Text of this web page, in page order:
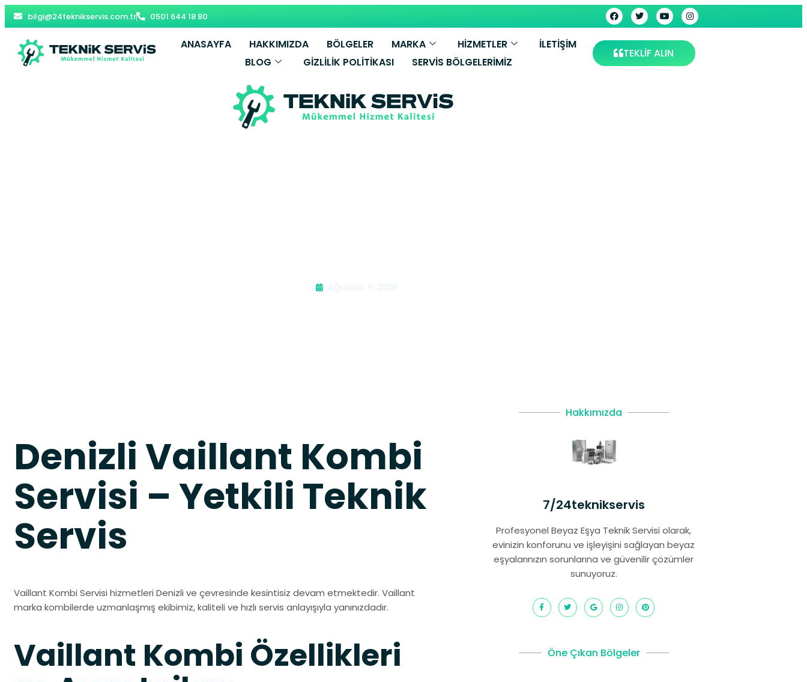
bilgi@24teknikservis.com.tr 0501 644 18 80
ANASAYFA HAKKIMIZDA BÖLGELER MARKA HİZMETLER
İLETIŞIM
BLOG
GIZLILIK POLITIKASI SERVIS BÖLGELERIMIZ
TEKLİF ALIN
Ağustos 6, 2026
Denizli Vaillant Kombi
Servisi – Yetkili Teknik
Servis
Vaillant Kombi Servisi hizmetleri Denizli ve çevresinde kesintisiz devam etmektedir. Vaillant
marka kombilerde uzmanlaşmış ekibimiz, kaliteli ve hızlı servis anlayışıyla yanınızdadır.
Vaillant Kombi Özellikleri
Hakkımızda
7/24teknikservis
Profesyonel Beyaz Eşya Teknik Servisi olarak,
evinizin konforunu ve işleyişini sağlayan beyaz
eşyalarınızın sorunlarına ve güvenilir çözümler
sunuyoruz.
Öne Çıkan Bölgeler